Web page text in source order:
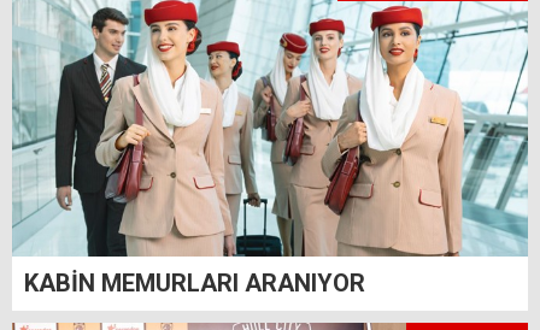
KABİN MEMURLARI ARANIYOR